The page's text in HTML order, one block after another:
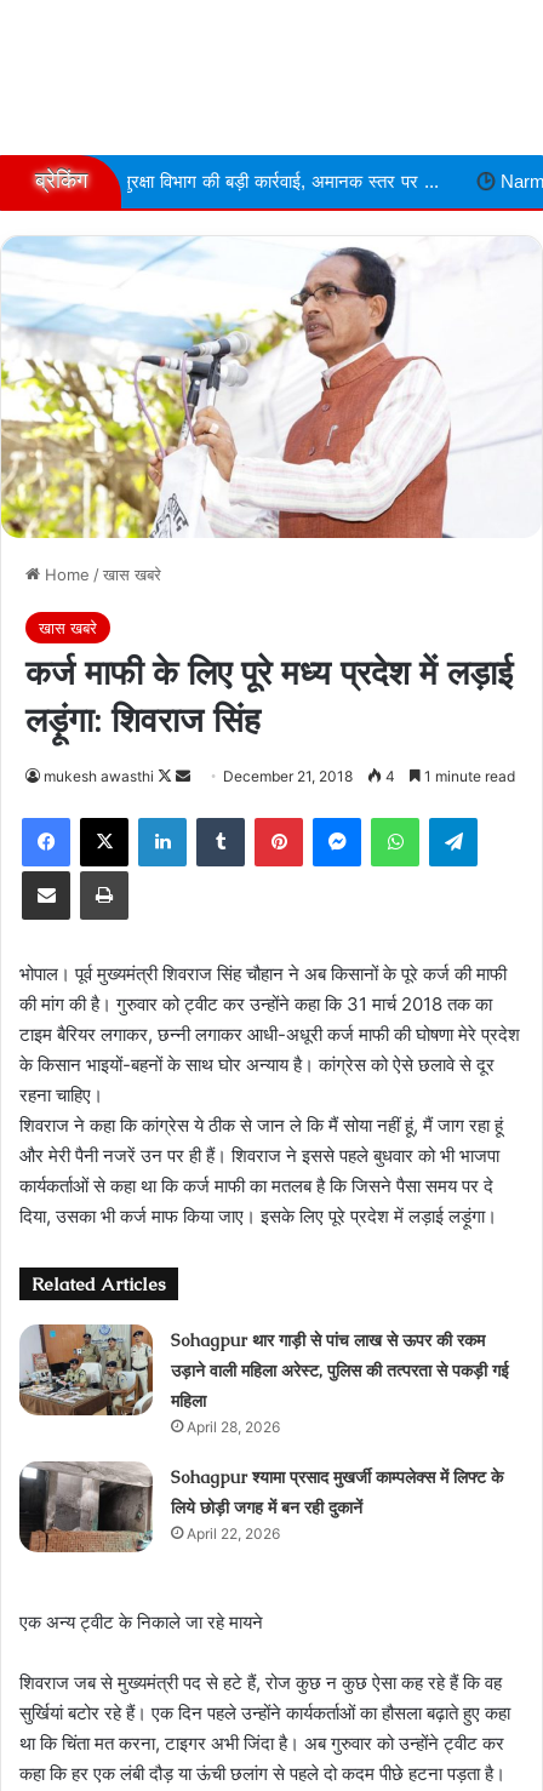
ब्रेकिंग
की बड़ी कार्रवाई, अमानक स्तर पर ... Narmdapuram चरित्र शंका
Home /खास खबरे
खास खबरे
कर्ज माफी के लिए पूरे मध्‍य प्रदेश में लड़ाई
लड़ूंगा: शिवराज सिंह
mukesh awasthi
Follow
Send
email
December 21, 2018 4 1 minute read
Facebook
X LinkedInTumblr PinterestMessengerWhatsApp
Share via Email Print
भोपाल। पूर्व मुख्यमंत्री शिवराज सिंह चौहान ने अब किसानों के पूरे कर्ज की माफी
की मांग की है। गुरुवार को ट्वीट कर उन्होंने कहा कि 31 मार्च 2018 तक का
टाइम बैरियर लगाकर, छन्नी लगाकर आधी-अधूरी कर्ज माफी की घोषणा मेरे प्रदेश
के किसान भाइयों-बहनों के साथ घोर अन्याय है। कांग्रेस को ऐसे छलावे से दूर
रहना चाहिए।
शिवराज ने कहा कि कांग्रेस ये ठीक से जान ले कि मैं सोया नहीं हूं, मैं जाग रहा हूं
और मेरी पैनी नजरें उन पर ही हैं। शिवराज ने इससे पहले बुधवार को भी भाजपा
कार्यकर्ताओं से कहा था कि कर्ज माफी का मतलब है कि जिसने पैसा समय पर दे
दिया, उसका भी कर्ज माफ किया जाए। इसके लिए पूरे प्रदेश में लड़ाई लड़ूंगा।
Related Articles
Sohagpur थार गाड़ी से पांच लाख से ऊपर की रकम
उड़ाने वाली महिला अरेस्ट, पुलिस की तत्परता से पकड़ी गई
महिला
April 28, 2026
Sohagpur श्यामा प्रसाद मुखर्जी काम्पलेक्स में लिफ्ट के
लिये छोड़ी जगह में बन रही दुकानें
April 22, 2026
एक अन्य ट्वीट के निकाले जा रहे मायने
शिवराज जब से मुख्यमंत्री पद से हटे हैं, रोज कुछ न कुछ ऐसा कह रहे हैं कि वह
सुर्खियां बटोर रहे हैं। एक दिन पहले उन्होंने कार्यकर्ताओं का हौसला बढ़ाते हुए कहा
था कि चिंता मत करना, टाइगर अभी जिंदा है। अब गुरुवार को उन्होंने ट्वीट कर
कहा कि हर एक लंबी दौड़ या ऊंची छलांग से पहले दो कदम पीछे हटना पड़ता है।